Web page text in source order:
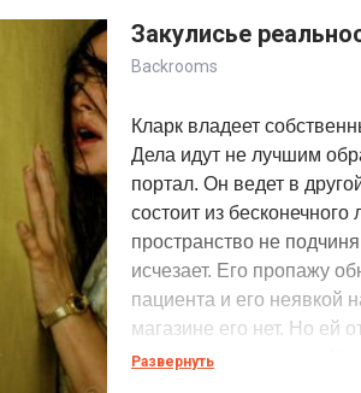
Закулисье
Backrooms
Кларк владеет
Дела идут не лучшим
портал. Он ведет в
состоит из
пространство не
исчезает. Его пропажу
пациента и его неявкой
магазине его нет. Но ей
вслед за потерянным
Развернуть